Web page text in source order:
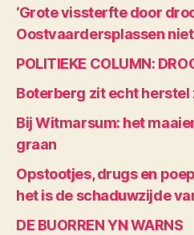
‘Grote vissterfte door
Oostvaardersplassen niet
POLITIEKE COLUMN:
Boterberg zit echt
Bij Witmarsum: het
graan
Opstootjes, drugs en
het is de schaduwzijde
DE BUORREN YN WARNS